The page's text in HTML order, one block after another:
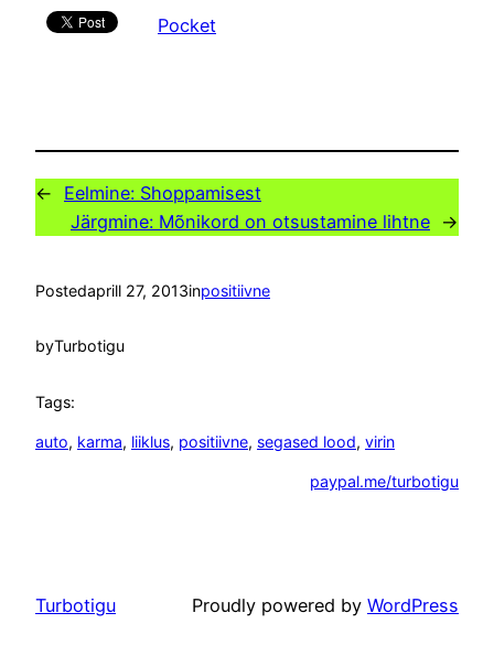
Pocket
← Eelmine: Shoppamisest
Järgmine: Mõnikord on otsustamine lihtne →
Postedaprill 27, 2013inpositiivne
byTurbotigu
Tags:
auto, karma, liiklus, positiivne, segased lood, virin
paypal.me/turbotigu
Turbotigu Proudly powered by WordPress